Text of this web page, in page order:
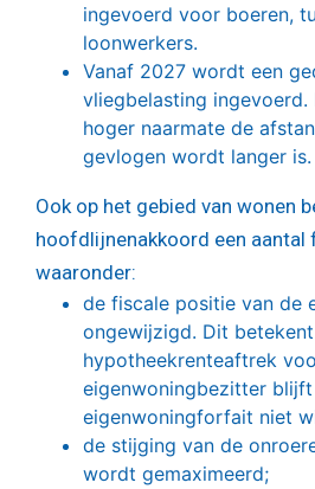
ingevoerd voor boeren,
loonwerkers.
Vanaf 2027 wordt een
vliegbelasting
hoger naarmate de
gevlogen wordt langer is.
Ook op het gebied van wonen
hoofdlijnenakkoord een aantal
waaronder:
de fiscale positie van de
ongewijzigd. Dit
hypotheekrenteaftrek
eigenwoningbezitter
eigenwoningforfait niet
de stijging van de
wordt gemaximeerd;